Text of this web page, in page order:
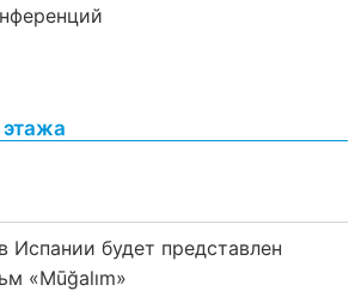
этажа
Испании будет представлен
«Mūğalım»